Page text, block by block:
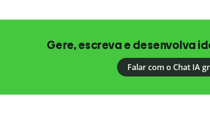
Gere, escreva e desenvolva
Falar com o Chat IA